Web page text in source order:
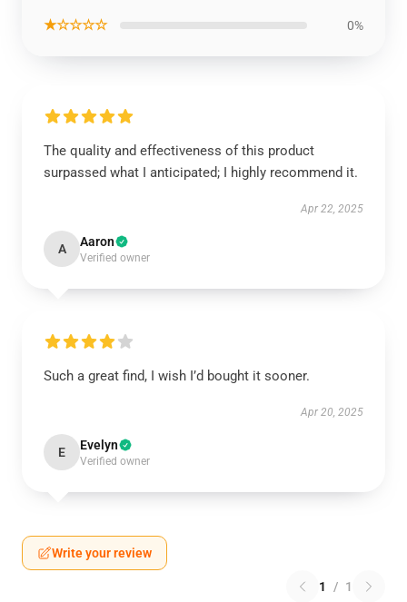
★☆☆☆☆ 0%
The quality and effectiveness of this product
surpassed what I anticipated; I highly recommend it.
Apr 22, 2025
A Aaron
Verified owner
Such a great find, I wish I’d bought it sooner.
Apr 20, 2025
E Evelyn
Verified owner
Write your review
1 / 1